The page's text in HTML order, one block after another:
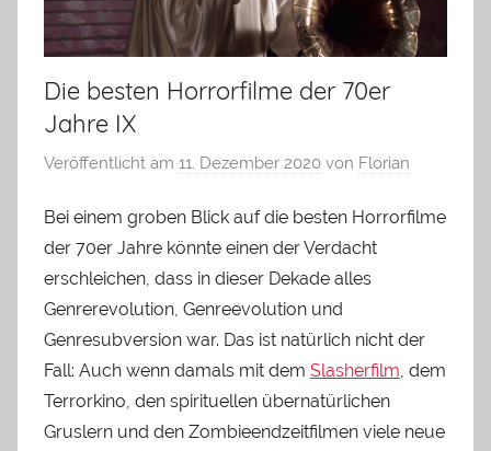
Die besten Horrorfilme der 70er
Jahre IX
Veröffentlicht am 11. Dezember 2020 von Florian
Bei einem groben Blick auf die besten Horrorfilme
der 70er Jahre könnte einen der Verdacht
erschleichen, dass in dieser Dekade alles
Genrerevolution, Genreevolution und
Genresubversion war. Das ist natürlich nicht der
Fall: Auch wenn damals mit dem Slasherfilm, dem
Terrorkino, den spirituellen übernatürlichen
Gruslern und den Zombieendzeitfilmen viele neue